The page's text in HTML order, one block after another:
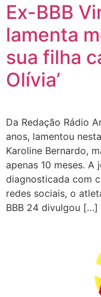
Ex-BBB
lamenta
sua filha
Olívia’
Da Redação Rádio
anos, lamentou
Karoline Bernardo,
apenas 10 meses.
diagnosticada com
redes sociais, o
BBB 24 divulgou […]